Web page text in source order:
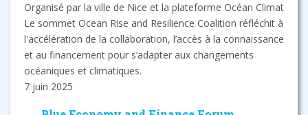
Organisé par la ville de Nice et la plateforme Océan Climat
Le sommet Ocean Rise and Resilience Coalition réfléchit à
l'accélération de la collaboration, l’accès à la connaissance
et au financement pour s’adapter aux changements
océaniques et climatiques.
7 juin 2025